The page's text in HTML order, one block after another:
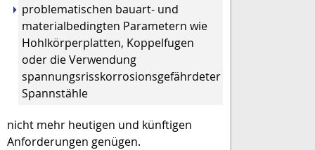
problematischen bauart- und
materialbedingten Parametern wie
Hohlkörperplatten, Koppelfugen
oder die Verwendung
spannungsrisskorrosionsgefährdeter
Spannstähle
nicht mehr heutigen und künftigen
Anforderungen genügen.